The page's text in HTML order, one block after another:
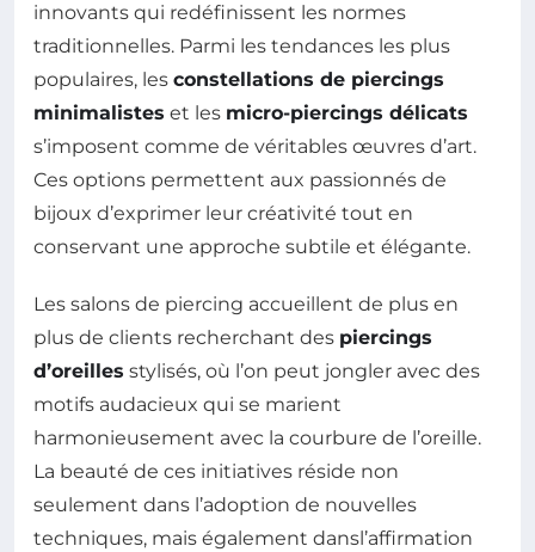
innovants qui redéfinissent les normes
traditionnelles. Parmi les tendances les plus
populaires, les constellations de piercings
minimalistes et les micro-piercings délicats
s’imposent comme de véritables œuvres d’art.
Ces options permettent aux passionnés de
bijoux d’exprimer leur créativité tout en
conservant une approche subtile et élégante.
Les salons de piercing accueillent de plus en
plus de clients recherchant des piercings
d’oreilles stylisés, où l’on peut jongler avec des
motifs audacieux qui se marient
harmonieusement avec la courbure de l’oreille.
La beauté de ces initiatives réside non
seulement dans l’adoption de nouvelles
techniques, mais également dansl’affirmation